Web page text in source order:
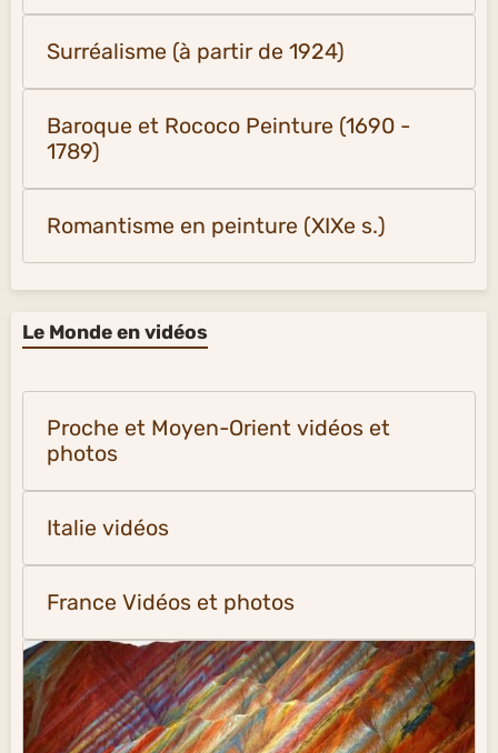
Surréalisme (à partir de 1924)
Baroque et Rococo Peinture (1690 -
1789)
Romantisme en peinture (XIXe s.)
Le Monde en vidéos
Proche et Moyen-Orient vidéos et
photos
Italie vidéos
France Vidéos et photos